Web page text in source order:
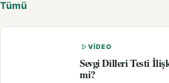
Tümü
VIDEO
Sevgi Dilleri Testi
mi?